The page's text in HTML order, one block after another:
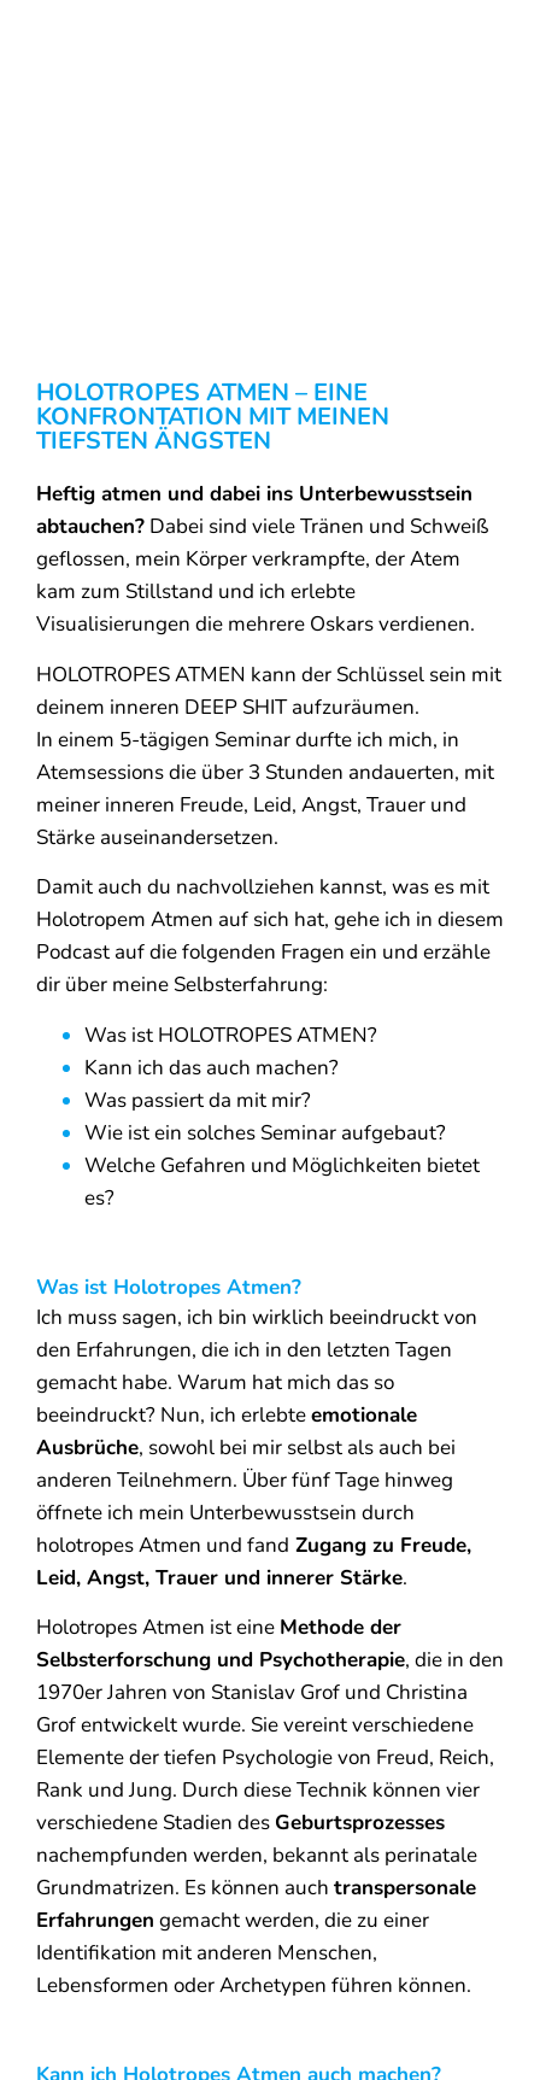
HOLOTROPES ATMEN – EINE
KONFRONTATION MIT MEINEN
TIEFSTEN ÄNGSTEN
Heftig atmen und dabei ins Unterbewusstsein
abtauchen? Dabei sind viele Tränen und Schweiß
geflossen, mein Körper verkrampfte, der Atem
kam zum Stillstand und ich erlebte
Visualisierungen die mehrere Oskars verdienen.
HOLOTROPES ATMEN kann der Schlüssel sein mit
deinem inneren DEEP SHIT aufzuräumen.
In einem 5-tägigen Seminar durfte ich mich, in
Atemsessions die über 3 Stunden andauerten, mit
meiner inneren Freude, Leid, Angst, Trauer und
Stärke auseinandersetzen.
Damit auch du nachvollziehen kannst, was es mit
Holotropem Atmen auf sich hat, gehe ich in diesem
Podcast auf die folgenden Fragen ein und erzähle
dir über meine Selbsterfahrung:
Was ist HOLOTROPES ATMEN?
Kann ich das auch machen?
Was passiert da mit mir?
Wie ist ein solches Seminar aufgebaut?
Welche Gefahren und Möglichkeiten bietet
es?
Was ist Holotropes Atmen?
Ich muss sagen, ich bin wirklich beeindruckt von
den Erfahrungen, die ich in den letzten Tagen
gemacht habe. Warum hat mich das so
beeindruckt? Nun, ich erlebteemotionale
Ausbrüche, sowohl bei mir selbst als auch bei
anderen Teilnehmern. Über fünf Tage hinweg
öffnete ich mein Unterbewusstsein durch
holotropes Atmen und fand Zugang zu Freude,
Leid, Angst, Trauer und innerer Stärke.
Holotropes Atmen ist eine Methode der
Selbsterforschung und Psychotherapie, die in den
1970er Jahren von Stanislav Grof und Christina
Grof entwickelt wurde. Sie vereint verschiedene
Elemente der tiefen Psychologie von Freud, Reich,
Rank und Jung. Durch diese Technik können vier
verschiedene Stadien des Geburtsprozesses
nachempfunden werden, bekannt als perinatale
Grundmatrizen. Es können auch transpersonale
Erfahrungen gemacht werden, die zu einer
Identifikation mit anderen Menschen,
Lebensformen oder Archetypen führen können.